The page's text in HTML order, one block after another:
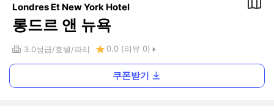
Londres Et New York Hotel
롱드르 앤 뉴욕
3.0성급 호텔 파리 0.0 (리뷰 0)
쿠폰받기